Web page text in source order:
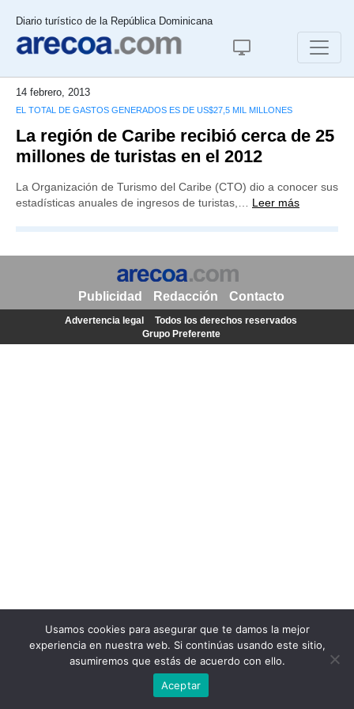
Diario turístico de la República Dominicana
14 febrero, 2013
EL TOTAL DE GASTOS GENERADOS ES DE US$27,5 MIL MILLONES
La región de Caribe recibió cerca de 25
millones de turistas en el 2012
La Organización de Turismo del Caribe (CTO) dio a conocer sus
estadísticas anuales de ingresos de turistas,… Leer más
Usamos cookies para asegurar que te damos la mejor
experiencia en nuestra web. Si continúas usando este sitio,
asumiremos que estás de acuerdo con ello.
Aceptar
Publicidad Redacción Contacto
Advertencia legal
Todos los derechos reservados
Grupo Preferente